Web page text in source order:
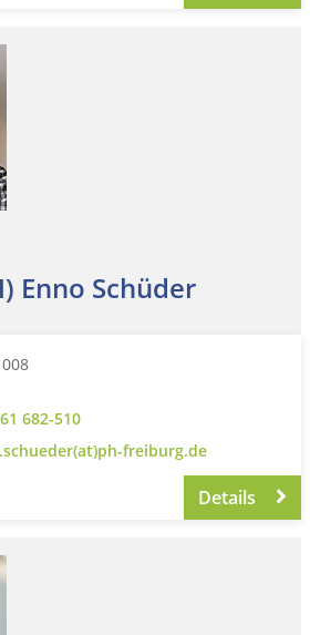
Enno Schüder
008
682-510
freiburg.de
Details